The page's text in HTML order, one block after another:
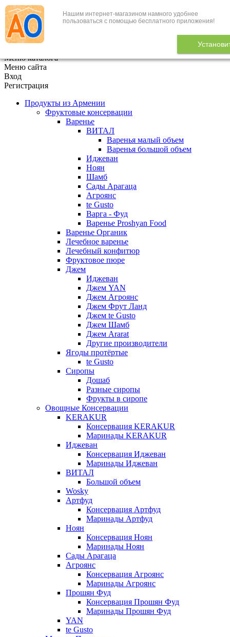
Нашим интернет-магазином намного удобнее
пользоваться с помощью бесплатного приложения!
+7 (495) 646-888-1
В корзине 0
Меню каталога
Меню сайта
Вход
Регистрация
Продукты из Армении
Фруктовые консервации
Варенье
ВИТАЛ
Варенья малый объем
Варенья большой объем
Иджеван
Ноян
Шамб
Сады Арагаца
Агроянс
te Gusto
Варга - Фуд
Варенье Proshyan Food
Варенье Органик
Лечебное варенье
Лечебный конфитюр
Фруктовое пюре
Джем
Иджеван
Джем YAN
Джем Агроянс
Джем Фрут Ланд
Джем te Gusto
Джем Шамб
Джем Ararat
Другие производители
Ягоды протёртые
te Gusto
Сиропы
Дошаб
Разные сиропы
Фрукты в сиропе
Овощные Консервации
KERAKUR
Консервация KERAKUR
Маринады KERAKUR
Иджеван
Консервация Иджеван
Маринады Иджеван
ВИТАЛ
Большой объем
Wosky
Артфуд
Консервация Артфуд
Маринады Артфуд
Ноян
Консервация Ноян
Маринады Ноян
Сады Арагаца
Агроянс
Консервация Агроянс
Маринады Агроянс
Прошян Фуд
Консервация Прошян Фуд
Маринады Прошян Фуд
YAN
te Gusto